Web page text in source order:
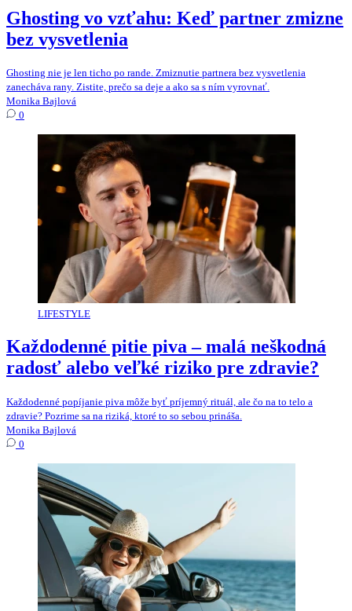
Ghosting vo vzťahu: Keď partner zmizne
bez vysvetlenia
Ghosting nie je len ticho po rande. Zmiznutie partnera bez vysvetlenia
zanecháva rany. Zistite, prečo sa deje a ako sa s ním vyrovnať.
Monika Bajlová
0
LIFESTYLE
Každodenné pitie piva – malá neškodná
radosť alebo veľké riziko pre zdravie?
Každodenné popíjanie piva môže byť príjemný rituál, ale čo na to telo a
zdravie? Pozrime sa na riziká, ktoré to so sebou prináša.
Monika Bajlová
0